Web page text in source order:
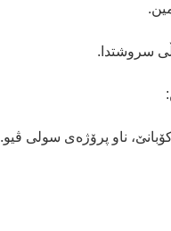
سروشتدا.
ناو پرۆژەی سولی ڤیو.